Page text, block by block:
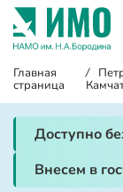
Главная
страница
/
Доступно
Внесем в